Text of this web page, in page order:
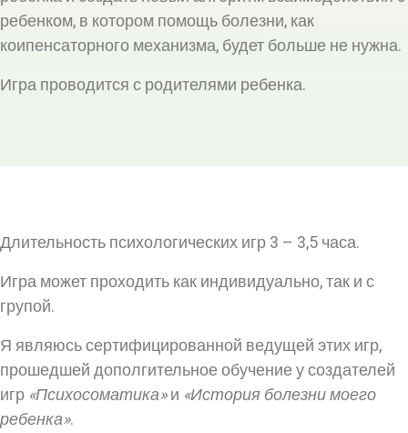
ребенком, в котором помощь болезни, как
коипенсаторного механизма, будет больше не нужна.
Игра проводится с родителями ребенка.
Длительность психологических игр 3 – 3,5 часа.
Игра может проходить как индивидуально, так и с
групой.
Я являюсь сертифицированной ведущей этих игр,
прошедшей дополгительное обучение у создателей
игр «Психосоматика»и «История болезни моего
ребенка».